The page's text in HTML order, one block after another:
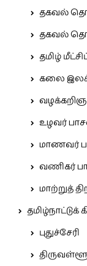
தகவல்
தகவல்
தமிழ்
கலை
உழவர்
மாணவர்
வணிகர்
மாற்றுத்
புதுச்சேரி